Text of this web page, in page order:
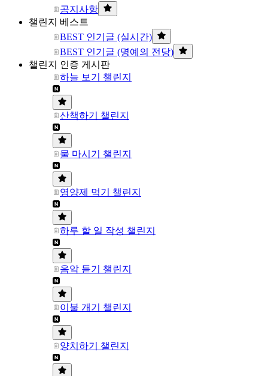
공지사항
챌린지 베스트
BEST 인기글 (실시간)
BEST 인기글 (명예의 전당)
챌린지 인증 게시판
하늘 보기 챌린지
산책하기 챌린지
물 마시기 챌린지
영양제 먹기 챌린지
하루 할 일 작성 챌린지
음악 듣기 챌린지
이불 개기 챌린지
양치하기 챌린지